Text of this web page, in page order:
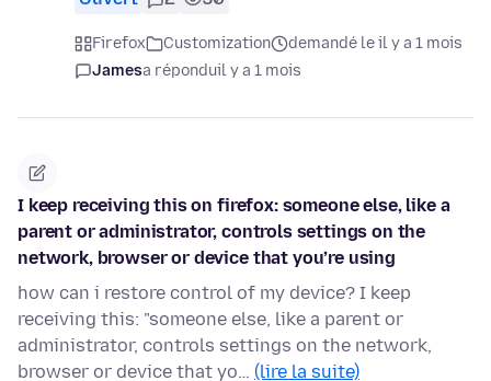
Firefox Customization
demandé le il y a 1 mois
Jamesa réponduil y a 1 mois
I keep receiving this on firefox: someone else, like a
parent or administrator, controls settings on the
network, browser or device that you’re using
how can i restore control of my device? I keep
receiving this: "someone else, like a parent or
administrator, controls settings on the network,
browser or device that yo… (lire la suite)